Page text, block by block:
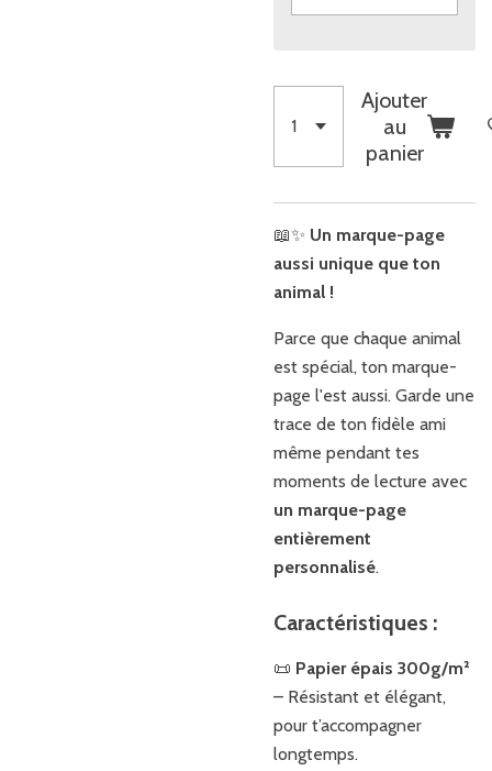
Ajouter
au
panier
📖✨ Un marque-page
aussi unique que ton
animal !
Parce que chaque animal
est spécial, ton marque-
page l'est aussi. Garde une
trace de ton fidèle ami
même pendant tes
moments de lecture avec
un marque-page
entièrement
personnalisé.
Caractéristiques :
📜 Papier épais 300g/m²
– Résistant et élégant,
pour t’accompagner
longtemps.